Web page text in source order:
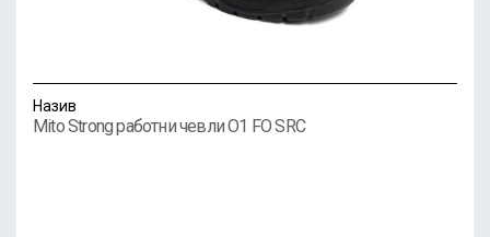
Назив
Mito Strong работни чевли O1 FO SRC